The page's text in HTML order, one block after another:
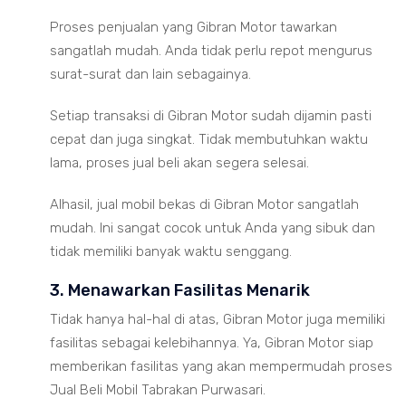
Proses penjualan yang Gibran Motor tawarkan
sangatlah mudah. Anda tidak perlu repot mengurus
surat-surat dan lain sebagainya.
Setiap transaksi di Gibran Motor sudah dijamin pasti
cepat dan juga singkat. Tidak membutuhkan waktu
lama, proses jual beli akan segera selesai.
Alhasil, jual mobil bekas di Gibran Motor sangatlah
mudah. Ini sangat cocok untuk Anda yang sibuk dan
tidak memiliki banyak waktu senggang.
3. Menawarkan Fasilitas Menarik
Tidak hanya hal-hal di atas, Gibran Motor juga memiliki
fasilitas sebagai kelebihannya. Ya, Gibran Motor siap
memberikan fasilitas yang akan mempermudah proses
Jual Beli Mobil Tabrakan Purwasari.